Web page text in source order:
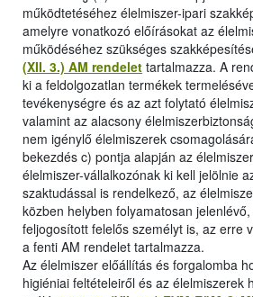
működtetéséhez élelmiszer-ipari
amelyre vonatkozó előírásokat az
működéséhez szükséges
(XII. 3.) AM rendelet tartalmazza. A
ki a feldolgozatlan termékek
tevékenységre és az azt folytató
valamint az alacsony
nem igénylő élelmiszerek
bekezdés c) pontja alapján az
élelmiszer-vállalkozónak ki kell jelölnie
szaktudással is rendelkező, az
közben helyben folyamatosan
feljogosított felelős személyt is, az erre
a fenti AM rendelet tartalmazza.
Az élelmiszer előállítás és forgalomba
higiéniai feltételeiről és az élelmiszerek